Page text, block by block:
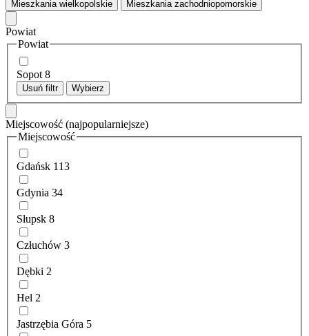
Mieszkania wielkopolskie
Mieszkania zachodniopomorskie
Powiat
Powiat
Sopot 8
Usuń filtr Wybierz
Miejscowość (najpopularniejsze)
Miejscowość
Gdańsk 113
Gdynia 34
Słupsk 8
Człuchów 3
Dębki 2
Hel 2
Jastrzębia Góra 5